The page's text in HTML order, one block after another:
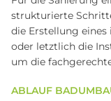
strukturierte
die Erstellung
oder letztlich die
um die
ABLAUF